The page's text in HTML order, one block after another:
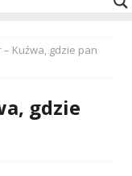
Kuźwa, gdzie pan
gdzie